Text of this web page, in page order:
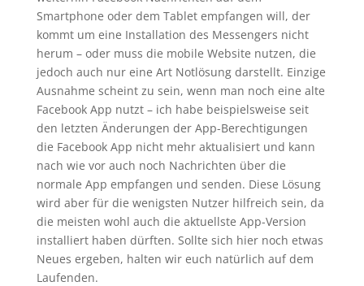
Smartphone oder dem Tablet empfangen will, der
kommt um eine Installation des Messengers nicht
herum – oder muss die mobile Website nutzen, die
jedoch auch nur eine Art Notlösung darstellt. Einzige
Ausnahme scheint zu sein, wenn man noch eine alte
Facebook App nutzt – ich habe beispielsweise seit
den letzten Änderungen der App-Berechtigungen
die Facebook App nicht mehr aktualisiert und kann
nach wie vor auch noch Nachrichten über die
normale App empfangen und senden. Diese Lösung
wird aber für die wenigsten Nutzer hilfreich sein, da
die meisten wohl auch die aktuellste App-Version
installiert haben dürften. Sollte sich hier noch etwas
Neues ergeben, halten wir euch natürlich auf dem
Laufenden.